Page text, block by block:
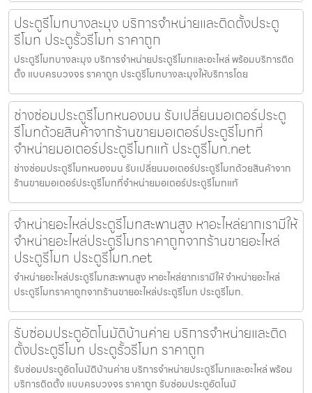
ประตูรีโมทบางละมุง บริการจำหน่ายและติดตั้งประตู
รีโมท ประตูรั้วรีโมท ราคาถูก
ประตูรีโมทบางละมุง บริการจำหน่ายประตูรีโมทและอะไหล่ พร้อมบริการติด
ตั้ง แบบครบวงจร ราคาถูก ประตูรีโมทบางละมุงให้บริการโดย
ช่างซ่อมประตูรีโมทหนองมน รับเปลี่ยนมอเตอร์ประตู
รีโมทด้วยสินค้าจากร้านขายมอเตอร์ประตูรีโมทที่
จำหน่ายมอเตอร์ประตูรีโมทแท้ ประตูรีโมท.net
ช่างซ่อมประตูรีโมทหนองมน รับเปลี่ยนมอเตอร์ประตูรีโมทด้วยสินค้าจาก
ร้านขายมอเตอร์ประตูรีโมทที่จำหน่ายมอเตอร์ประตูรีโมทแท้
จำหน่ายอะไหล่ประตูรีโมทสะพานสูง หาอะไหล่ยากเรามีให้
จำหน่ายอะไหล่ประตูรีโมทราคาถูกจากร้านขายอะไหล่
ประตูรีโมท ประตูรีโมท.net
จำหน่ายอะไหล่ประตูรีโมทสะพานสูง หาอะไหล่ยากเรามีให้ จำหน่ายอะไหล่
ประตูรีโมทราคาถูกจากร้านขายอะไหล่ประตูรีโมท ประตูรีโมท.
รับซ่อมประตูอัตโนมัติบ้านค่าย บริการจำหน่ายและติด
ตั้งประตูรีโมท ประตูรั้วรีโมท ราคาถูก
รับซ่อมประตูอัตโนมัติบ้านค่าย บริการจำหน่ายประตูรีโมทและอะไหล่ พร้อม
บริการติดตั้ง แบบครบวงจร ราคาถูก รับซ่อมประตูอัตโนมั